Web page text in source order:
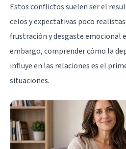
Estos conflictos suelen ser el
celos y expectativas poco
frustración y desgaste emocional
embargo, comprender cómo la
influye en las relaciones es el
situaciones.